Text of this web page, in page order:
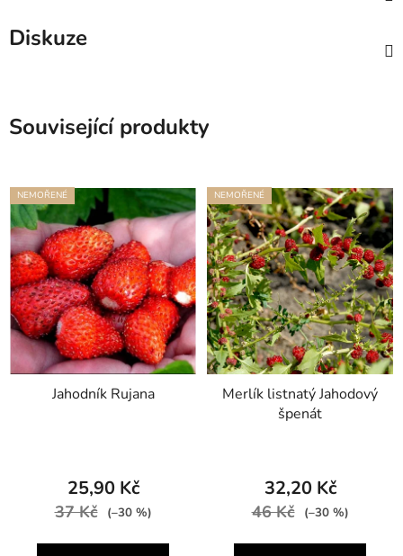
Diskuze
Související produkty
NEMOŘENÉ
Jahodník Rujana
25,90 Kč
37 Kč (–30 %)
NEMOŘENÉ
Merlík listnatý Jahodový
špenát
32,20 Kč
46 Kč (–30 %)